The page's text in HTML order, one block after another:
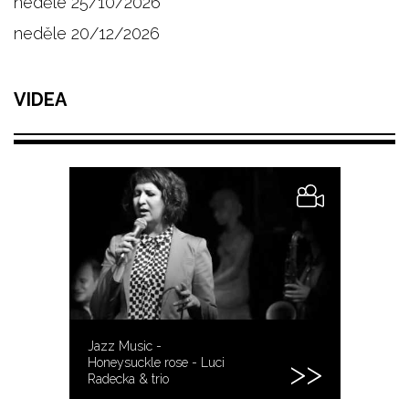
neděle 20/12/2026
VIDEA
Jazz Music -
Honeysuckle rose - Luci
Radecka & trio